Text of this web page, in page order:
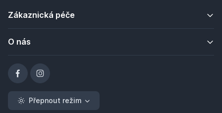
Zákaznická péče
O nás
Přepnout režim